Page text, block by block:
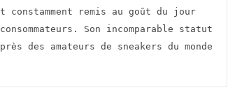
constamment remis au goût du jour
Son incomparable statut
des amateurs de sneakers du monde